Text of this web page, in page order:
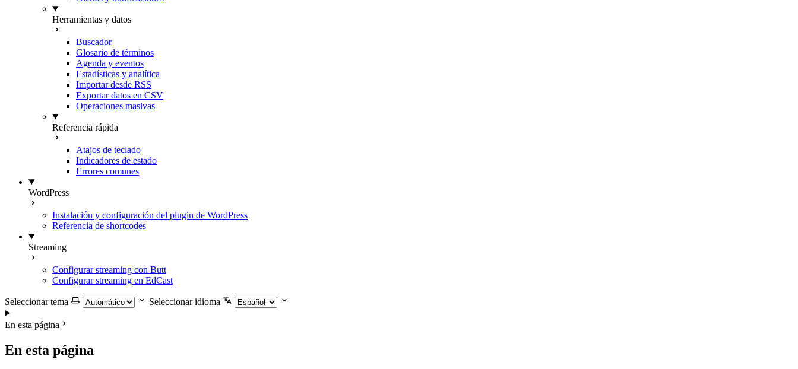
Herramientas y datos
Buscador
Glosario de términos
Agenda y eventos
Estadísticas y analítica
Importar desde RSS
Exportar datos en CSV
Operaciones masivas
Referencia rápida
Atajos de teclado
Indicadores de estado
Errores comunes
WordPress
Instalación y configuración del plugin de WordPress
Referencia de shortcodes
Streaming
Configurar streaming con Butt
Configurar streaming en EdCast
Seleccionar tema Seleccionar idioma
En esta página
En esta página